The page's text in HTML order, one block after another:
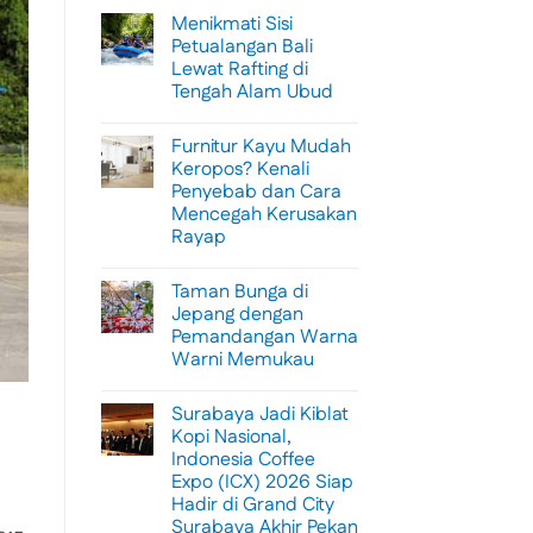
Menikmati Sisi
Petualangan Bali
Lewat Rafting di
Tengah Alam Ubud
on
Menikmati
Sisi
Petualangan
Bali
Lewat
Rafting
Alam
Ubud
Furnitur Kayu Mudah
Keropos? Kenali
Penyebab dan Cara
Mencegah Kerusakan
Rayap
on
Furnitur
Kayu
Mudah
Keropos?
Kenali
Cara
Mencegah
Kerusakan
Rayap
Taman Bunga di
Jepang dengan
Pemandangan Warna
Warni Memukau
on
Taman
Bunga
di
Jepang
dengan
Pemandangan
Warna
Surabaya Jadi Kiblat
Kopi Nasional,
Indonesia Coffee
Expo (ICX) 2026 Siap
Hadir di Grand City
Surabaya Akhir Pekan